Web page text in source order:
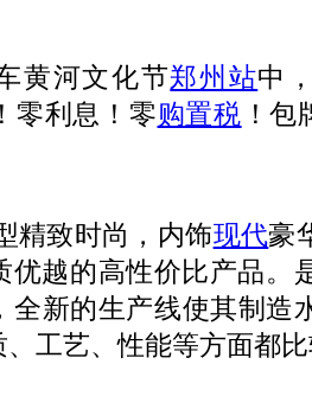
黄河文化节郑州站中
零利息！零购置税 ！包
精致时尚，内饰现代豪
优越的高性价比产品。
全新的生产线使其制造
工艺、性能等方面都